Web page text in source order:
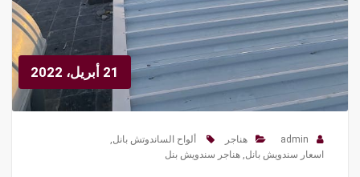
21 أبريل، 2022
admin هناجر ألواح الساندوتش بانل
اسعار سندويش بانل هناجر سندويش بنل